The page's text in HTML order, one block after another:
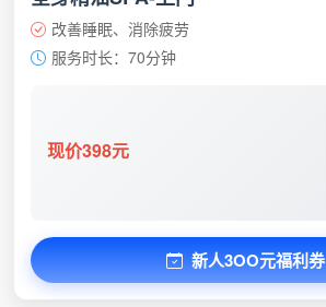
改善睡眠、消除疲劳
服务时长：70分钟
现价398元
新人3OO元福利券